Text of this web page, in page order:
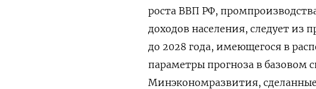
роста ВВП РФ,
доходов населения, следует из
до 2028 года, имеющегося в
параметры прогноза в базовом
Минэкономразвития, сделанные